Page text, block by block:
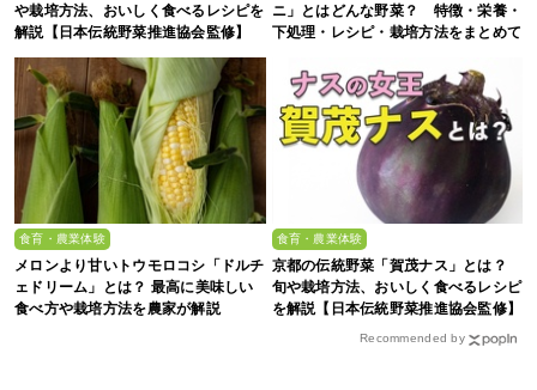
や栽培方法、おいしく食べるレシピを
解説【日本伝統野菜推進協会監修】
ニ」とはどんな野菜？ 特徴・栄養・
下処理・レシピ・栽培方法をまとめて
食育・農業体験
メロンより甘いトウモロコシ「ドルチ
ェドリーム」とは？ 最高に美味しい
食べ方や栽培方法を農家が解説
食育・農業体験
京都の伝統野菜「賀茂ナス」とは？
旬や栽培方法、おいしく食べるレシピ
を解説【日本伝統野菜推進協会監修】
Recommended by